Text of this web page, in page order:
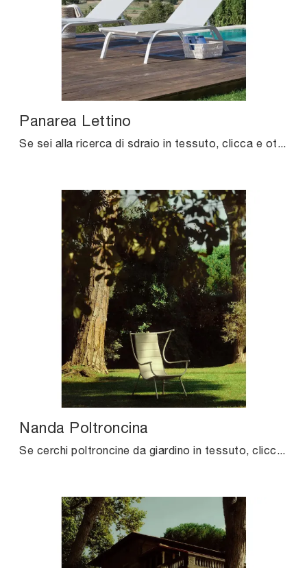
Panarea Lettino
Se sei alla ricerca di sdraio in tessuto, clicca e ottieni informazioni sul modello Panarea Lettino dell'azienda Unopiu.
Nanda Poltroncina
Se cerchi poltroncine da giardino in tessuto, clicca e ottieni informazioni sul modello Nanda Poltroncina dell'azienda Unopiu.